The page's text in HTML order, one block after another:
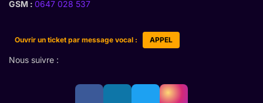
GSM : 0647 028 537
Ouvrir un ticket par message vocal : APPEL
Nous suivre :